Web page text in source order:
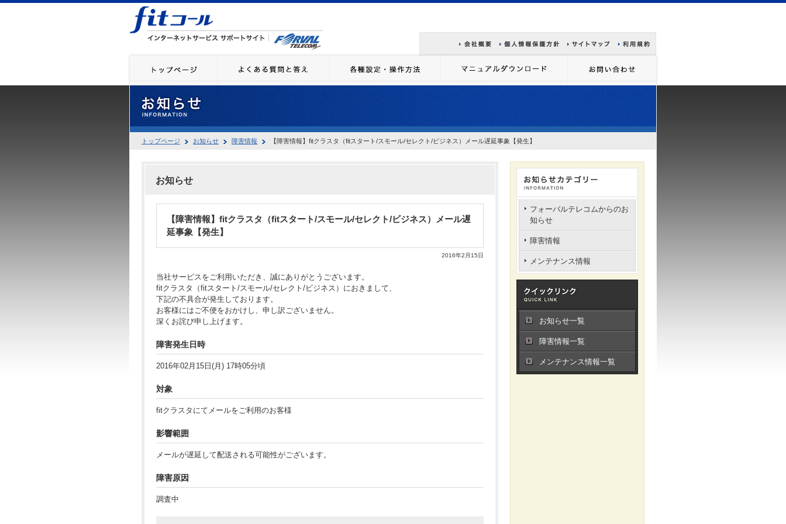
トップページ お知らせ 障害情報 【障害情報】fitクラスタ（fitスタート/スモール/セレクト/ビジネス）メール遅延事象【発生】
お知らせ
【障害情報】fitクラスタ（fitスタート/スモール/セレクト/ビジネス）メール遅
延事象【発生】
2016年2月15日
当社サービスをご利用いただき、誠にありがとうございます。
fitクラスタ（fitスタート/スモール/セレクト/ビジネス）におきまして、
下記の不具合が発生しております。
お客様にはご不便をおかけし、申し訳ございません。
深くお詫び申し上げます。
障害発生日時
2016年02月15日(月) 17時05分頃
対象
fitクラスタにてメールをご利用のお客様
影響範囲
メールが遅延して配送される可能性がございます。
障害原因
調査中
フォーバルテレコムからのお
知らせ
障害情報
メンテナンス情報
お知らせ一覧
障害情報一覧
メンテナンス情報一覧